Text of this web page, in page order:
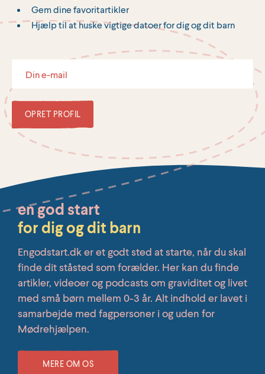
Gem dine favoritartikler
Hjælp til at huske vigtige datoer for dig og dit barn
OPRET PROFIL
en god start
for dig og dit barn
Engodstart.dk er et godt sted at starte, når du skal
finde dit ståsted som forælder. Her kan du finde
artikler, videoer og podcasts om graviditet og livet
med små børn mellem 0-3 år. Alt indhold er lavet i
samarbejde med fagpersoner i og uden for
Mødrehjælpen.
MERE OM OS